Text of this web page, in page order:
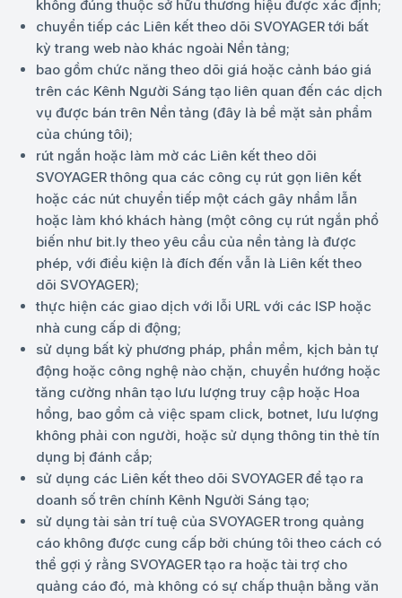
không đúng thuộc sở hữu thương hiệu được xác định;
chuyển tiếp các Liên kết theo dõi SVOYAGER tới bất
kỳ trang web nào khác ngoài Nền tảng;
bao gồm chức năng theo dõi giá hoặc cảnh báo giá
trên các Kênh Người Sáng tạo liên quan đến các dịch
vụ được bán trên Nền tảng (đây là bề mặt sản phẩm
của chúng tôi);
rút ngắn hoặc làm mờ các Liên kết theo dõi
SVOYAGER thông qua các công cụ rút gọn liên kết
hoặc các nút chuyển tiếp một cách gây nhầm lẫn
hoặc làm khó khách hàng (một công cụ rút ngắn phổ
biến như bit.ly theo yêu cầu của nền tảng là được
phép, với điều kiện là đích đến vẫn là Liên kết theo
dõi SVOYAGER);
thực hiện các giao dịch với lỗi URL với các ISP hoặc
nhà cung cấp di động;
sử dụng bất kỳ phương pháp, phần mềm, kịch bản tự
động hoặc công nghệ nào chặn, chuyển hướng hoặc
tăng cường nhân tạo lưu lượng truy cập hoặc Hoa
hồng, bao gồm cả việc spam click, botnet, lưu lượng
không phải con người, hoặc sử dụng thông tin thẻ tín
dụng bị đánh cắp;
sử dụng các Liên kết theo dõi SVOYAGER để tạo ra
doanh số trên chính Kênh Người Sáng tạo;
sử dụng tài sản trí tuệ của SVOYAGER trong quảng
cáo không được cung cấp bởi chúng tôi theo cách có
thể gợi ý rằng SVOYAGER tạo ra hoặc tài trợ cho
quảng cáo đó, mà không có sự chấp thuận bằng văn